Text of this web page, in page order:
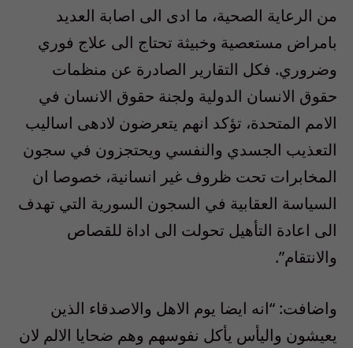
من الرعاية الصحية، ما ادى الى اصابة العديد
بامراض مستعصية وخبيثة تحتاج الى علاج فوري
وضروري. فكل التقارير الصادرة عن منظمات
حقوق الانسان الدولية ولجنة حقوق الانسان في
الامم المتحدة، تؤكد انهم يتعرضون لادهى اساليب
التعذيب الجسدي والنفسي ويحتجزون في سجون
المخابرات تحت ظروف غير انسانية، خصوصا ان
السياسة العقابية في السجون السورية التي تهدف
الى اعادة التأهيل تحولت الى اداة للقصاص
والانتقام”.
واضافت: “انه ايضا يوم الاهل والاصدقاء الذين
يعيشون واليأس يأكل نفوسهم وهم ضحايا الالم لان